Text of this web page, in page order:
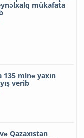
mükafata
135 minə yaxın
verib
Qazaxıstan